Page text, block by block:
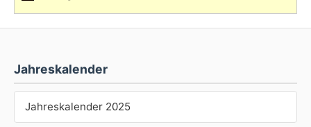
Jahreskalender
Jahreskalender 2025